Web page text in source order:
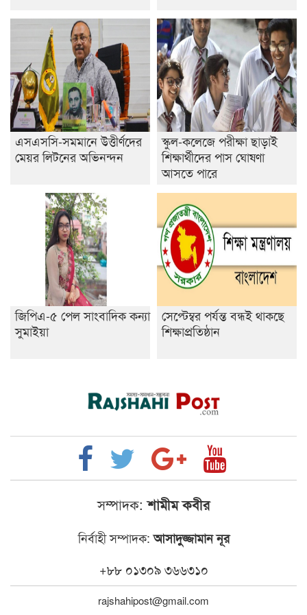
এসএসসি-সমমানে উত্তীর্ণদের
মেয়র লিটনের অভিনন্দন
স্কুল-কলেজে পরীক্ষা ছাড়াই
শিক্ষার্থীদের পাস ঘোষণা
আসতে পারে
জিপিএ-৫ পেল সাংবাদিক কন্যা
সুমাইয়া
সেপ্টেম্বর পর্যন্ত বন্ধই থাকছে
শিক্ষাপ্রতিষ্ঠান
সম্পাদক: শামীম কবীর
নির্বাহী সম্পাদক:আসাদুজ্জামান নূর
+৮৮ ০১৩০৯ ৩৬৬৩১০
rajshahipost@gmail.com